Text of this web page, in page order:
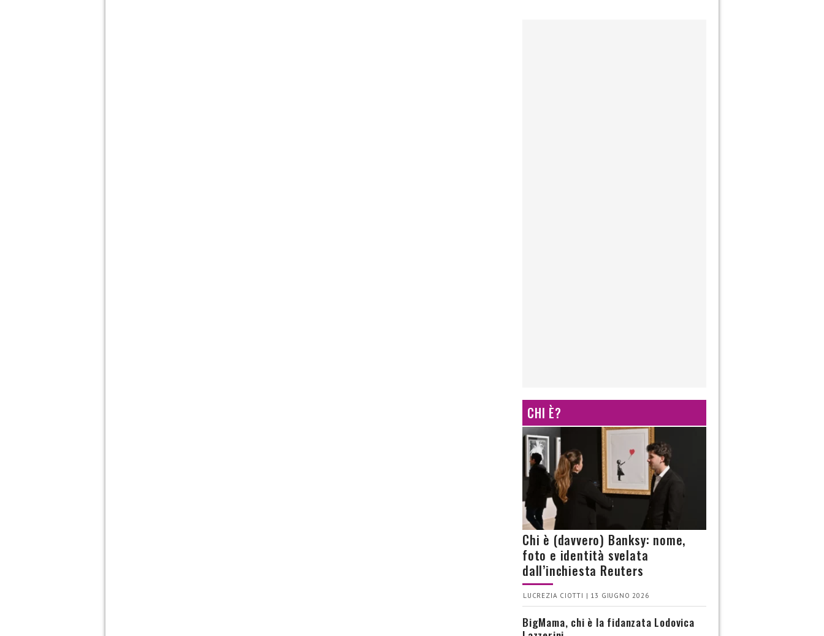
CHI È?
Chi è (davvero) Banksy: nome,
foto e identità svelata
dall’inchiesta Reuters
LUCREZIA CIOTTI | 13 GIUGNO 2026
BigMama, chi è la fidanzata Lodovica